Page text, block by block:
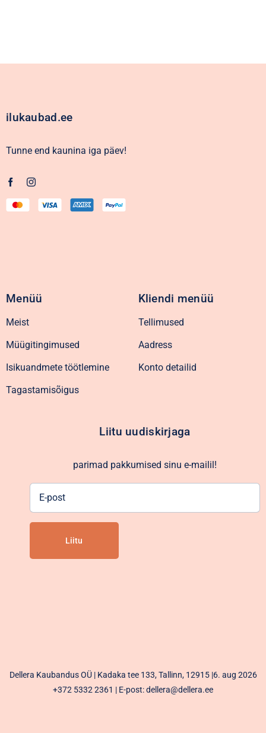
ilukaubad.ee
Tunne end kaunina iga päev!
Menüü
Meist
Müügitingimused
Isikuandmete töötlemine
Tagastamisõigus
Kliendi menüü
Tellimused
Aadress
Konto detailid
Liitu uudiskirjaga
parimad pakkumised sinu e-mailil!
Dellera Kaubandus OÜ | Kadaka tee 133, Tallinn, 12915 |6. aug 2026
+372 5332 2361 | E-post: dellera@dellera.ee